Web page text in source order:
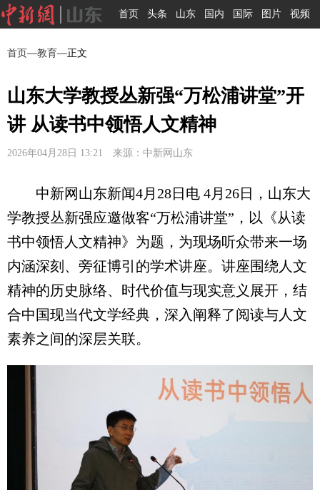
首页 头条 山东 国内 国际 图片 视频
首页—教育—正文
山东大学教授丛新强“万松浦讲堂”开
讲 从读书中领悟人文精神
2026年04月28日 13:21 来源：中新网山东
中新网山东新闻4月28日电 4月26日，山东大
学教授丛新强应邀做客“万松浦讲堂”，以《从读
书中领悟人文精神》为题，为现场听众带来一场
内涵深刻、旁征博引的学术讲座。讲座围绕人文
精神的历史脉络、时代价值与现实意义展开，结
合中国现当代文学经典，深入阐释了阅读与人文
素养之间的深层关联。